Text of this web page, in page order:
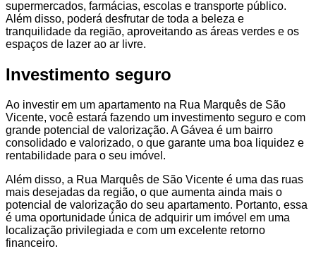
supermercados, farmácias, escolas e transporte público.
Além disso, poderá desfrutar de toda a beleza e
tranquilidade da região, aproveitando as áreas verdes e os
espaços de lazer ao ar livre.
Investimento seguro
Ao investir em um apartamento na Rua Marquês de São
Vicente, você estará fazendo um investimento seguro e com
grande potencial de valorização. A Gávea é um bairro
consolidado e valorizado, o que garante uma boa liquidez e
rentabilidade para o seu imóvel.
Além disso, a Rua Marquês de São Vicente é uma das ruas
mais desejadas da região, o que aumenta ainda mais o
potencial de valorização do seu apartamento. Portanto, essa
é uma oportunidade única de adquirir um imóvel em uma
localização privilegiada e com um excelente retorno
financeiro.